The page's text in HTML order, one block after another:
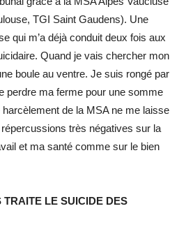
TGI Saint Gaudens). Une
qui m’a déjà conduit deux fois aux
Quand je vais chercher mon
boule au ventre. Je suis rongé par
perdre ma ferme pour une somme
de la MSA ne me laisse
très négatives sur la
et ma santé comme sur le bien
LE SUICIDE DES